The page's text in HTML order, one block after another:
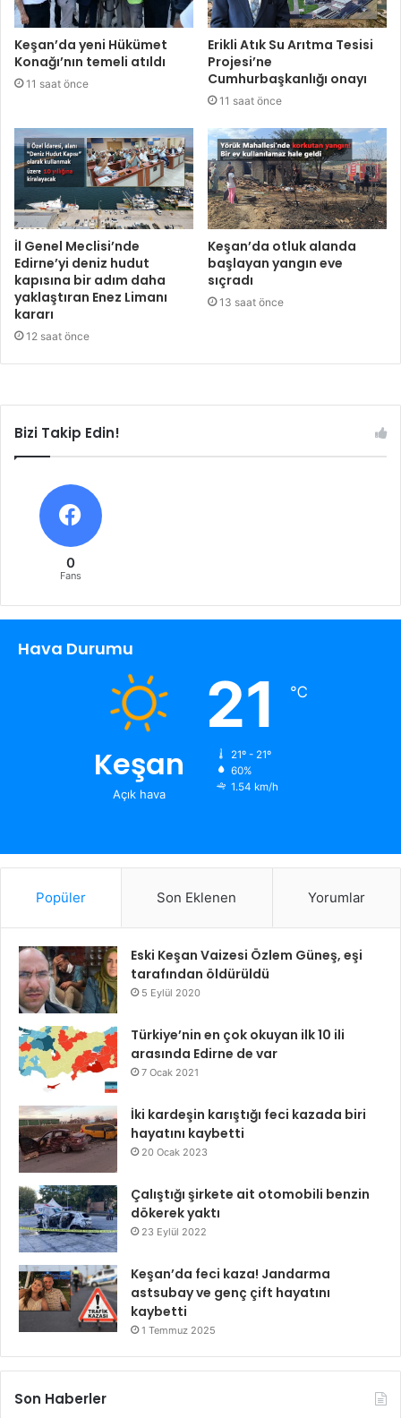
Keşan’da yeni Hükümet
Konağı’nın temeli atıldı
11 saat önce
Erikli Atık Su Arıtma Tesisi
Projesi’ne
Cumhurbaşkanlığı onayı
11 saat önce
İl Genel Meclisi’nde
Edirne’yi deniz hudut
kapısına bir adım daha
yaklaştıran Enez Limanı
kararı
12 saat önce
Keşan’da otluk alanda
başlayan yangın eve
sıçradı
13 saat önce
Bizi Takip Edin!
0
Fans
Hava Durumu
Keşan
Açık hava
21 ℃
21º - 21º
60%
1.54 km/h
Popüler Son Eklenen Yorumlar
Eski Keşan Vaizesi Özlem Güneş, eşi
tarafından öldürüldü
5 Eylül 2020
Türkiye’nin en çok okuyan ilk 10 ili
arasında Edirne de var
7 Ocak 2021
İki kardeşin karıştığı feci kazada biri
hayatını kaybetti
20 Ocak 2023
Çalıştığı şirkete ait otomobili benzin
dökerek yaktı
23 Eylül 2022
Keşan’da feci kaza! Jandarma
astsubay ve genç çift hayatını
kaybetti
1 Temmuz 2025
Son Haberler